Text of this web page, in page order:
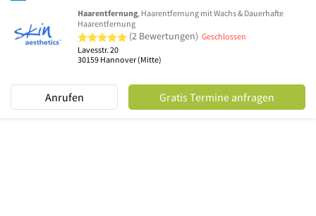
Haarentfernung, Haarentfernung mit Wachs & Dauerhafte
Haarentfernung
5 von 5 Sternen
(2 Bewertungen) Geschlossen
Lavesstr. 20
30159 Hannover(Mitte)
Anrufen Gratis Termine anfragen